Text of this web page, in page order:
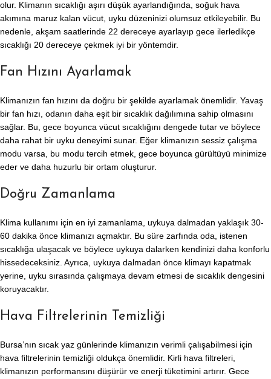
olur. Klimanın sıcaklığı aşırı düşük ayarlandığında, soğuk hava
akımına maruz kalan vücut, uyku düzeninizi olumsuz etkileyebilir. Bu
nedenle, akşam saatlerinde 22 dereceye ayarlayıp gece ilerledikçe
sıcaklığı 20 dereceye çekmek iyi bir yöntemdir.
Fan Hızını Ayarlamak
Klimanızın fan hızını da doğru bir şekilde ayarlamak önemlidir. Yavaş
bir fan hızı, odanın daha eşit bir sıcaklık dağılımına sahip olmasını
sağlar. Bu, gece boyunca vücut sıcaklığını dengede tutar ve böylece
daha rahat bir uyku deneyimi sunar. Eğer klimanızın sessiz çalışma
modu varsa, bu modu tercih etmek, gece boyunca gürültüyü minimize
eder ve daha huzurlu bir ortam oluşturur.
Doğru Zamanlama
Klima kullanımı için en iyi zamanlama, uykuya dalmadan yaklaşık 30-
60 dakika önce klimanızı açmaktır. Bu süre zarfında oda, istenen
sıcaklığa ulaşacak ve böylece uykuya dalarken kendinizi daha konforlu
hissedeceksiniz. Ayrıca, uykuya dalmadan önce klimayı kapatmak
yerine, uyku sırasında çalışmaya devam etmesi de sıcaklık dengesini
koruyacaktır.
Hava Filtrelerinin Temizliği
Bursa’nın sıcak yaz günlerinde klimanızın verimli çalışabilmesi için
hava filtrelerinin temizliği oldukça önemlidir. Kirli hava filtreleri,
klimanızın performansını düşürür ve enerji tüketimini artırır. Gece